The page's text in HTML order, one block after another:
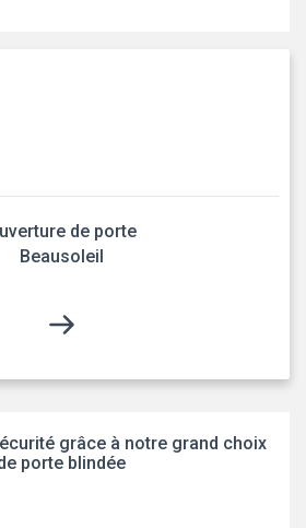
de porte
Beausoleil
grâce à notre grand choix
porte blindée